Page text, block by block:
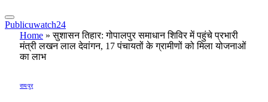
Publicuwatch24
Home »सुशासन तिहार: गोपालपुर समाधान शिविर में पहुंचे प्रभारी
मंत्री लखन लाल देवांगन, 17 पंचायतों के ग्रामीणों को मिला योजनाओं
का लाभ
रायपुर